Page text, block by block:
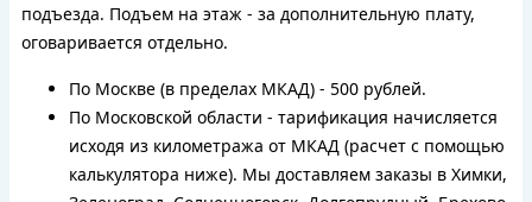
подъезда. Подъем на этаж - за дополнительную плату,
оговаривается отдельно.
По Москве (в пределах МКАД) - 500 рублей.
По Московской области - тарификация начисляется
исходя из километража от МКАД (расчет с помощью
калькулятора ниже). Мы доставляем заказы в Химки,